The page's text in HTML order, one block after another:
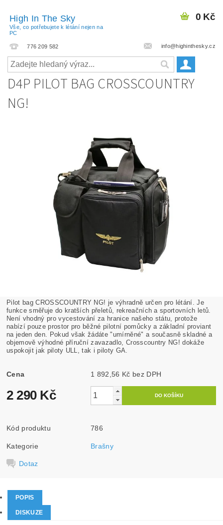
High In The Sky
Vše, co potřebujete k létání nejen na
PC
776 209 582 info@highinthesky.cz
0 Kč
D4P PILOT BAG CROSSCOUNTRY
NG!
Pilot bag CROSSCOUNTRY NG! je výhradně určen pro létání. Je
funkce směřuje do kratších přeletů, rekreačních a sportovních letů.
Není vhodný pro vycestování za hranice našeho státu, protože
nabízí pouze prostor pro běžné pilotní pomůcky a základní proviant
na jeden den. Pokud však žádáte "umírněné" a současně skladné a
objemově výhodné příruční zavazadlo, Crosscountry NG! dokáže
uspokojit jak piloty ULL, tak i piloty GA.
Cena 1 892,56 Kč bez DPH
2 290 Kč
Kód produktu 786
Kategorie Brašny
Dotaz
POPIS
DISKUZE